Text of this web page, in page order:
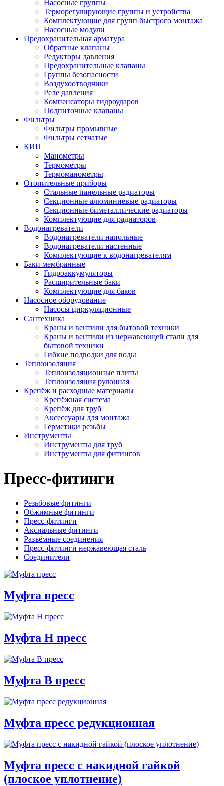
Насосные группы
Терморегулирующие группы и устройства
Комплектующие для групп быстрого монтажа
Насосные модули
Предохранительная арматура
Обратные клапаны
Редукторы давления
Предохранительные клапаны
Группы безопасности
Воздухоотводчики
Реле давления
Компенсаторы гидроударов
Подпиточные клапаны
Фильтры
Фильтры промывные
Фильтры сетчатые
КИП
Манометры
Термометры
Термоманометры
Отопительные приборы
Стальные панельные радиаторы
Секционные алюминиевые радиаторы
Секционные биметаллические радиаторы
Комплектующие для радиаторов
Водонагреватели
Водонагреватели напольные
Водонагреватели настенные
Комплектующие к водонагревателям
Баки мембранные
Гидроаккумуляторы
Расширительные баки
Комплектующие для баков
Насосное оборудование
Насосы циркуляционные
Сантехника
Краны и вентили для бытовой техники
Краны и вентили из нержавеющей стали для
бытовой техники
Гибкие подводки для воды
Теплоизоляция
Теплоизоляционные плиты
Теплоизоляция рулонная
Крепёж и расходные материалы
Крепёжная система
Крепёж для труб
Аксессуары для монтажа
Герметики резьбы
Инструменты
Инструменты для труб
Инструменты для фитингов
Пресс-фитинги
Резьбовые фитинги
Обжимные фитинги
Пресс-фитинги
Аксиальные фитинги
Разъёмные соединения
Пресс-фитинги нержавеющая сталь
Соединители
Муфта пресс
Муфта Н пресс
Муфта В пресс
Муфта пресс редукционная
Муфта пресс с накидной гайкой
(плоское уплотнение)